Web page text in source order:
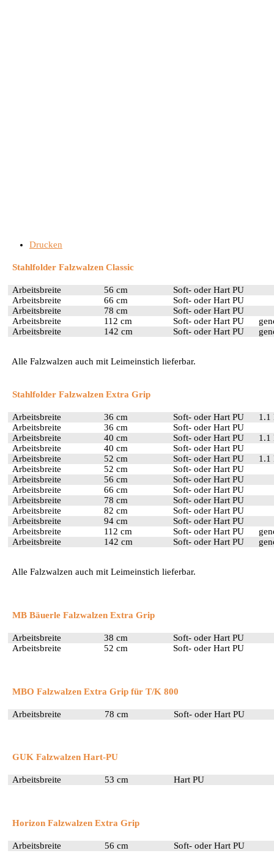
Drucken
Stahlfolder Falzwalzen Classic
Arbeitsbreite 56 cm
Soft- oder Hart PU
Arbeitsbreite
66 cm
Soft- oder Hart PU
Arbeitsbreite
78 cm
Soft- oder Hart PU
Arbeitsbreite
112 cm Soft- oder Hart PU
Arbeitsbreite
142 cm Soft- oder Hart PU
Alle Falzwalzen auch mit Leimeinstich lieferbar.
Stahlfolder Falzwalzen Extra Grip
Arbeitsbreite 36 cm Soft- oder Hart PU
1.1
Arbeitsbreite
36 cm
Soft- oder Hart PU
Arbeitsbreite
40 cm Soft- oder Hart PU
1.1
Arbeitsbreite
40 cm
Soft- oder Hart PU
Arbeitsbreite
52 cm Soft- oder Hart PU
1.1
Arbeitsbreite
52 cm
Soft- oder Hart PU
Arbeitsbreite
56 cm
Soft- oder Hart PU
Arbeitsbreite
66 cm
Soft- oder Hart PU
Arbeitsbreite
78 cm
Soft- oder Hart PU
Arbeitsbreite
82 cm
Soft- oder Hart PU
Arbeitsbreite
94 cm
Soft- oder Hart PU
Arbeitsbreite
112 cm Soft- oder Hart PU
Arbeitsbreite
142 cm Soft- oder Hart PU
Alle Falzwalzen auch mit Leimeinstich lieferbar.
MB Bäuerle Falzwalzen Extra Grip
Arbeitsbreite 38 cm
Soft- oder Hart PU
Arbeitsbreite
52 cm Soft- oder Hart PU
MBO Falzwalzen Extra Grip für T/K 800
Arbeitsbreite 78 cm Soft- oder Hart PU
GUK Falzwalzen Hart-PU
Arbeitsbreite 53 cm Hart PU
Horizon Falzwalzen Extra Grip
Arbeitsbreite 56 cm Soft- oder Hart PU